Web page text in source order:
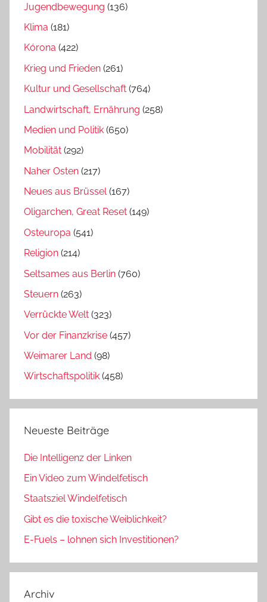
Jugendbewegung (136)
Klima (181)
Kórona (422)
Krieg und Frieden (261)
Kultur und Gesellschaft (764)
Landwirtschaft, Ernährung (258)
Medien und Politik (650)
Mobilität (292)
Naher Osten (217)
Neues aus Brüssel(167)
Oligarchen, Great Reset (149)
Osteuropa (541)
Religion (214)
Seltsames aus Berlin (760)
Steuern (263)
Verrückte Welt (323)
Vor der Finanzkrise (457)
Weimarer Land (98)
Wirtschaftspolitik (458)
Neueste Beiträge
Die Intelligenz der Linken
Ein Video zum Windelfetisch
Staatsziel Windelfetisch
Gibt es die toxische Weiblichkeit?
E-Fuels – lohnen sich Investitionen?
Archiv